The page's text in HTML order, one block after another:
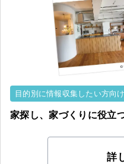
目的別に情報収集したい方向け
家探し、家づくりに役立
詳